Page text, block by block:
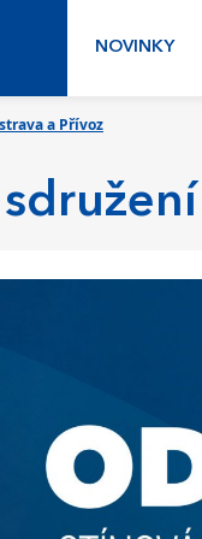
NOVINKY
a Přívoz